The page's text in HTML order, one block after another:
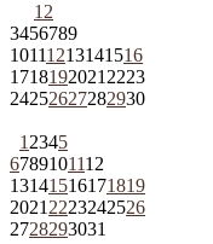
1 2
3456789
10111213141516
1718192021 2223
24252627282930
1 2345
6789101112
13141516171819
2021 2223242526
2728293031